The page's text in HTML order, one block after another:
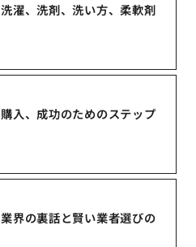
濯、洗剤、洗い方、柔軟剤
入、成功のためのステップ
界の裏話と賢い業者選びの